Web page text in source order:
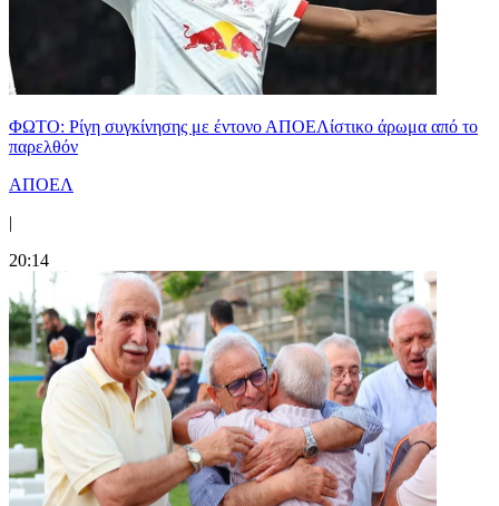
ΦΩΤΟ: Ρίγη συγκίνησης με έντονο ΑΠΟΕΛίστικο άρωμα από το
παρελθόν
ΑΠΟΕΛ
|
20:14